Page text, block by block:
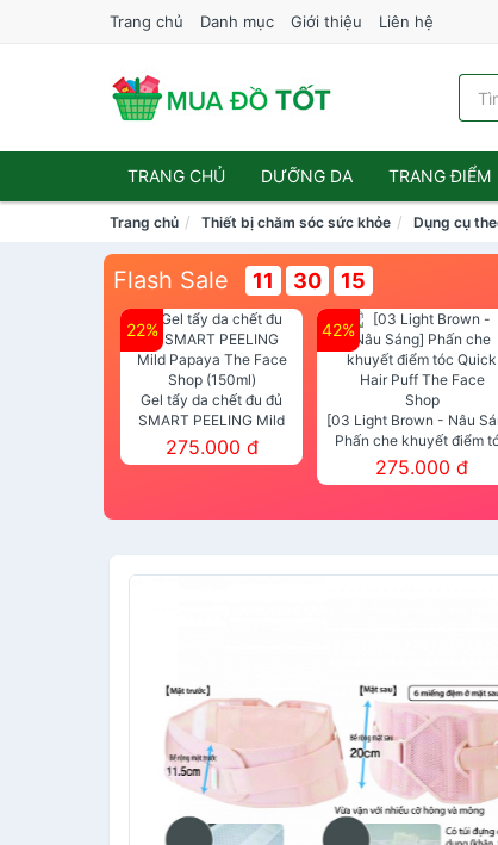
Trang chủ Danh mục Giới thiệu Liên hệ
TRANG CHỦ DƯỠNG DA TRANG ĐIỂM
Trang chủ Thiết bị chăm sóc sức khỏe Dụng cụ
Flash Sale 11 30 15
22%
Gel tẩy da chết đu đủ
SMART PEELING Mild
Papaya The Face Shop
(150ml)
275.000 đ
42%
[03 Light Brown - Nâu
Phấn che khuyết điểm
Quick Hair Puff The Face
275.000 đ